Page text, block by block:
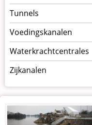
Tunnels
Voedingskanalen
Waterkrachtcentrales
Zijkanalen